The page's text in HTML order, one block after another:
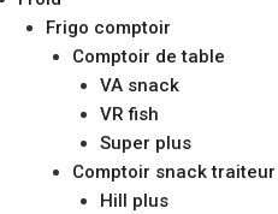
Frigo comptoir
Comptoir de table
VA snack
VR fish
Super plus
Comptoir snack traiteur
Hill plus